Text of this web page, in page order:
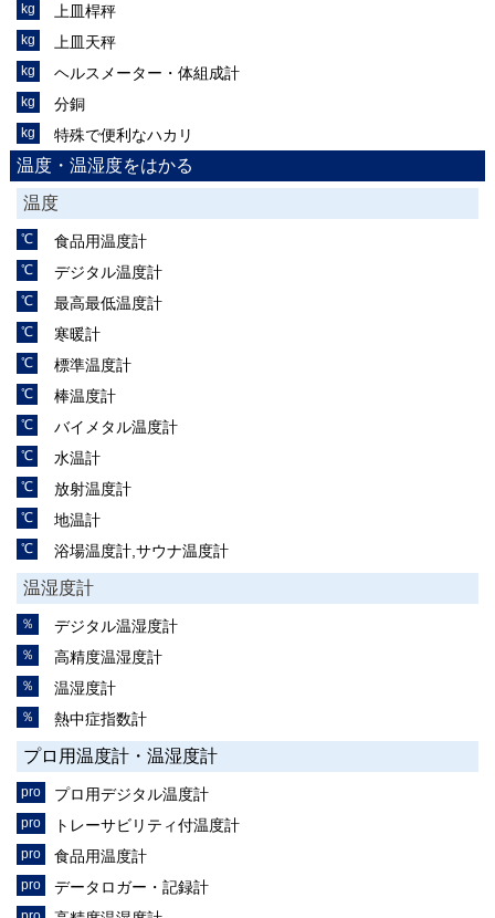
上皿桿秤
上皿天秤
ヘルスメーター・体組成計
分銅
特殊で便利なハカリ
温度・温湿度をはかる
温度
食品用温度計
デジタル温度計
最高最低温度計
寒暖計
標準温度計
棒温度計
バイメタル温度計
水温計
放射温度計
地温計
浴場温度計,サウナ温度計
温湿度計
デジタル温湿度計
高精度温湿度計
温湿度計
熱中症指数計
プロ用温度計・温湿度計
プロ用デジタル温度計
トレーサビリティ付温度計
食品用温度計
データロガー・記録計